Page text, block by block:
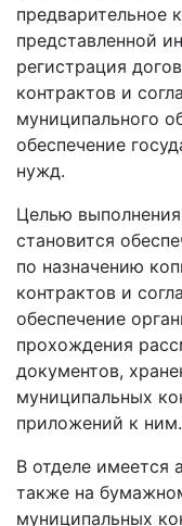
предварительное
представленной
регистрация
контрактов и
муниципального
обеспечение
нужд.
Целью
становится
по назначению
контрактов и
обеспечение
прохождения
документов,
муниципальных
приложений к ним.
В отделе имеется
также на
муниципальных